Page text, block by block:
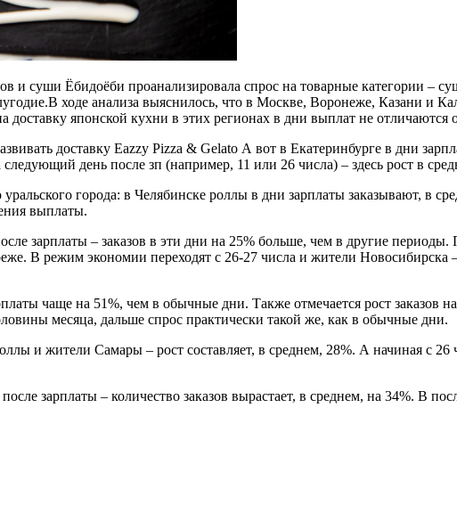
и суши Ёбидоёби проанализировала спрос на товарные категории –
ходе анализа выяснилось, что в Москве, Воронеже, Казани и
доставку японской кухни в этих регионах в дни выплат не
доставку Eazzy Pizza & Gelato А вот в Екатеринбурге в дни
день после зп (например, 11 или 26 числа) – здесь рост в
города: в Челябинске роллы в дни зарплаты заказывают, в
выплаты.
зарплаты – заказов в эти дни на 25% больше, чем в другие
В режим экономии переходят с 26-27 числа и жители Новосибирска
чаще на 51%, чем в обычные дни. Также отмечается рост заказов на
месяца, дальше спрос практически такой же, как в обычные дни.
и жители Самары – рост составляет, в среднем, 28%. А начиная с 26
зарплаты – количество заказов вырастает, в среднем, на 34%. В